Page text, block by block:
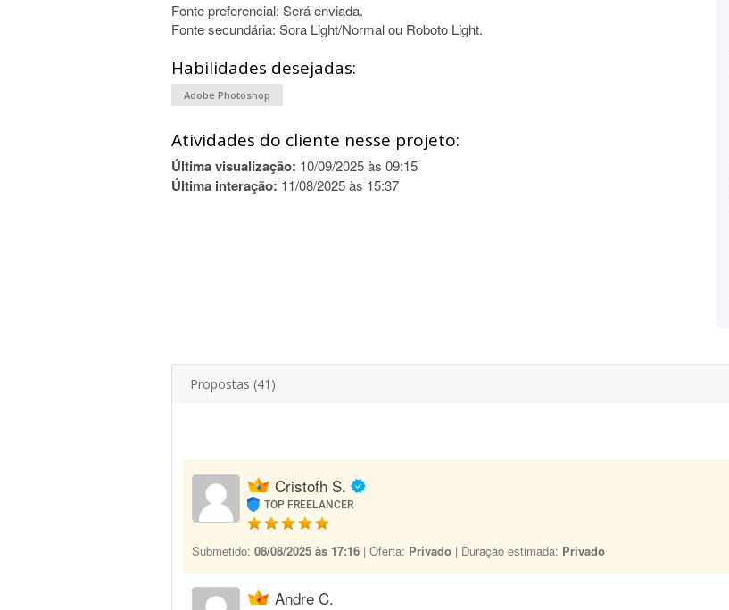
Fonte preferencial: Será enviada.
Fonte secundária: Sora Light/Normal ou Roboto Light.
Habilidades desejadas:
Adobe Photoshop
Atividades do cliente nesse projeto:
Última visualização: 10/09/2025 às 09:15
Última interação: 11/08/2025 às 15:37
Propostas (41)
Cristofh S.
TOP FREELANCER
Submetido: 08/08/2025 às 17:16 | Oferta: Privado | Duração estimada: Privado
Andre C.